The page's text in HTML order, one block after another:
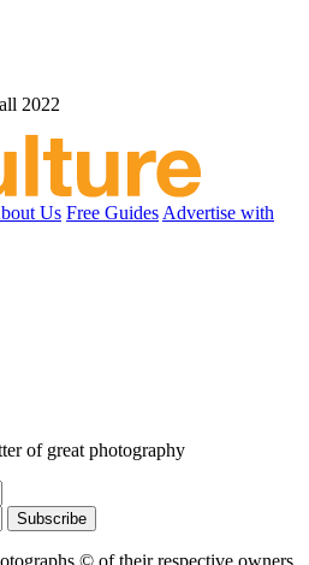
2022
Us Free Guides Advertise with
of great photography